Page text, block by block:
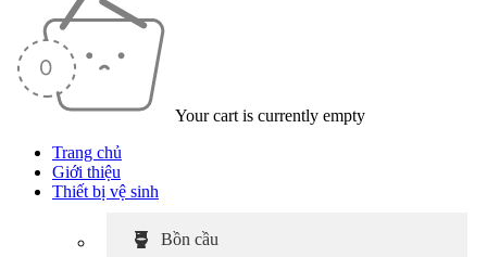
Your cart is currently empty
Trang chủ
Giới thiệu
Thiết bị vệ sinh
Bồn cầu